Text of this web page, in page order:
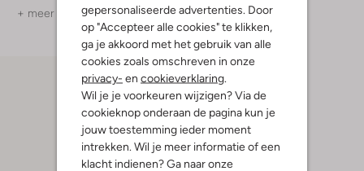
gepersonaliseerde advertenties. Door
op "Accepteer alle cookies" te klikken,
ga je akkoord met het gebruik van alle
cookies zoals omschreven in onze
privacy- en cookieverklaring.
Wil je je voorkeuren wijzigen? Via de
cookieknop onderaan de pagina kun je
jouw toestemming ieder moment
intrekken. Wil je meer informatie of een
klacht indienen? Ga naar onze
+ meer kleuren